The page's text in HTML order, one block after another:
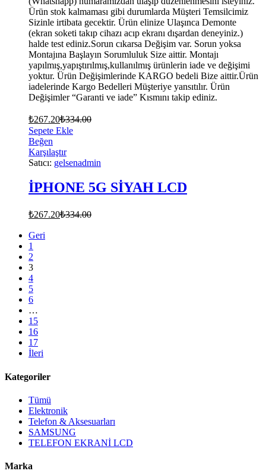
Ürün stok kalmaması gibi durumlarda Müşteri Temsilcimiz
Sizinle irtibata gecektir. Ürün elinize Ulaşınca Demonte
(ekran soketi takıp cihazı acıp ekranı dışardan deneyiniz.)
halde test ediniz.Sorun cıkarsa Değişim var. Sorun yoksa
Montajına Başlayın Sorumluluk Size aittir. Montajı
yapılmış,yapıştırılmış,kullanılmış ürünlerin iade ve değişimi
yoktur. Ürün Değişimlerinde KARGO bedeli Bize aittir.Ürün
iadelerinde Kargo Bedelleri Müşteriye yansıtılır. Ürün
Değişimler “Garanti ve iade” Kısmını takip ediniz.
₺267.20₺334.00
Sepete Ekle
Beğen
Karşılaştır
Satıcı: gelsenadmin
İPHONE 5G SİYAH LCD
₺267.20₺334.00
Geri
1
2
3
4
5
6
…
15
16
17
İleri
Kategoriler
Tümü
Elektronik
Telefon & Aksesuarları
SAMSUNG
TELEFON EKRANİ LCD
Marka